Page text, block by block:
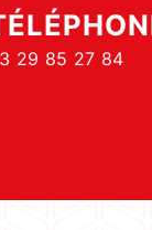
29 85 27 84